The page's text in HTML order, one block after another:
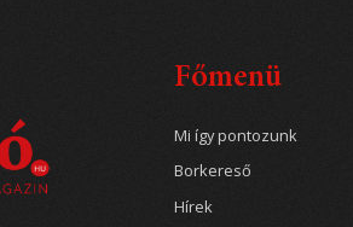
Főmenü
Mi így pontozunk
Borkereső
Hírek